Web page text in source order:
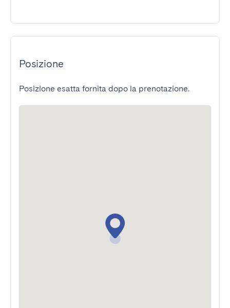
Posizione
Posizione esatta fornita dopo la prenotazione.